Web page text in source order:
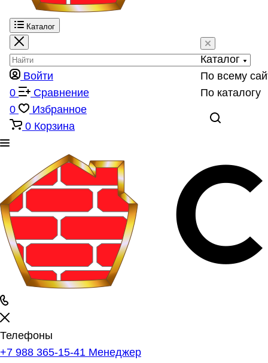
Каталог
Каталог
По всему
По каталогу
Войти
0
Сравнение
0
Избранное
0 Корзина
Телефоны
+7 988 365-15-41 Менеджер